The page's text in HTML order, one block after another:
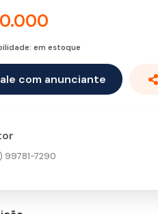
em estoque
com anunciante
99781-7290